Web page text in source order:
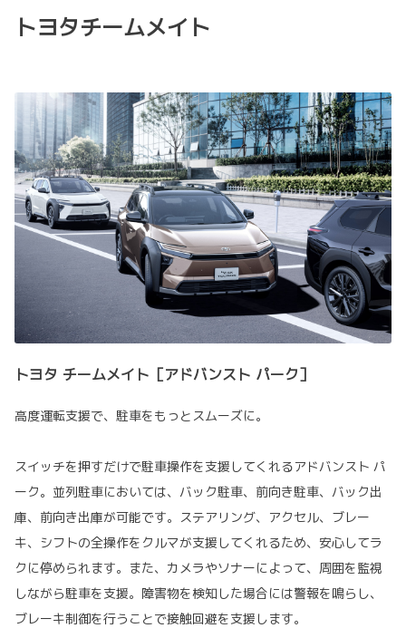
トヨタチームメイト
トヨタ チームメイト［アドバンスト パーク］
高度運転支援で、駐車をもっとスムーズに。
スイッチを押すだけで駐車操作を支援してくれるアドバンスト パ
ーク。並列駐車においては、バック駐車、前向き駐車、バック出
庫、前向き出庫が可能です。ステアリング、アクセル、ブレー
キ、シフトの全操作をクルマが支援してくれるため、安心してラ
クに停められます。また、カメラやソナーによって、周囲を監視
しながら駐車を支援。障害物を検知した場合には警報を鳴らし、
ブレーキ制御を行うことで接触回避を支援します。